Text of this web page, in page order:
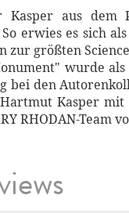
aus dem
erwies es sich
zur größten
wurde als
bei den
Kasper mit
RHODAN-Team